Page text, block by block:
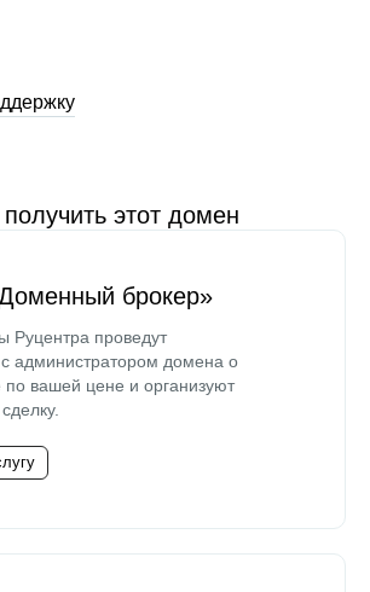
получить этот домен
брокер»
Руцентра проведут
администратором домена о
по вашей цене и организуют